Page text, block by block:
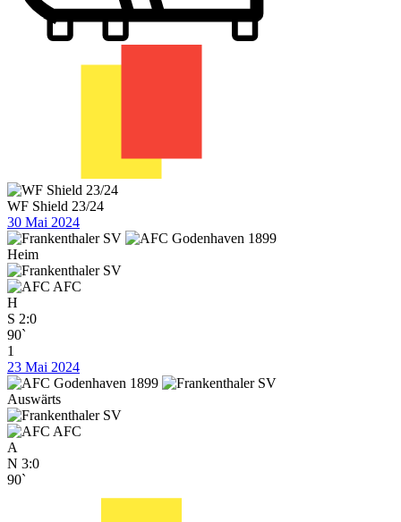
WF Shield 23/24
30 Mai 2024
Heim
AFC
H
S 2:0
90`
1
23 Mai 2024
Auswärts
AFC
A
N 3:0
90`